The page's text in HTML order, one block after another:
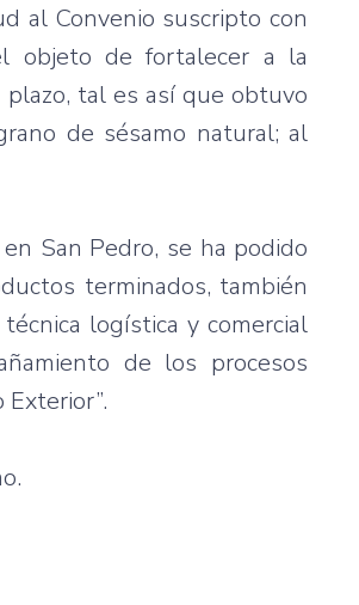
al Convenio suscripto con
objeto defortalecer a la
plazo, tal es así que obtuvo
de sésamo natural; al
en San Pedro, se ha podido
terminados, también
técnica logística y comercial
de los procesos
Exterior”.
.